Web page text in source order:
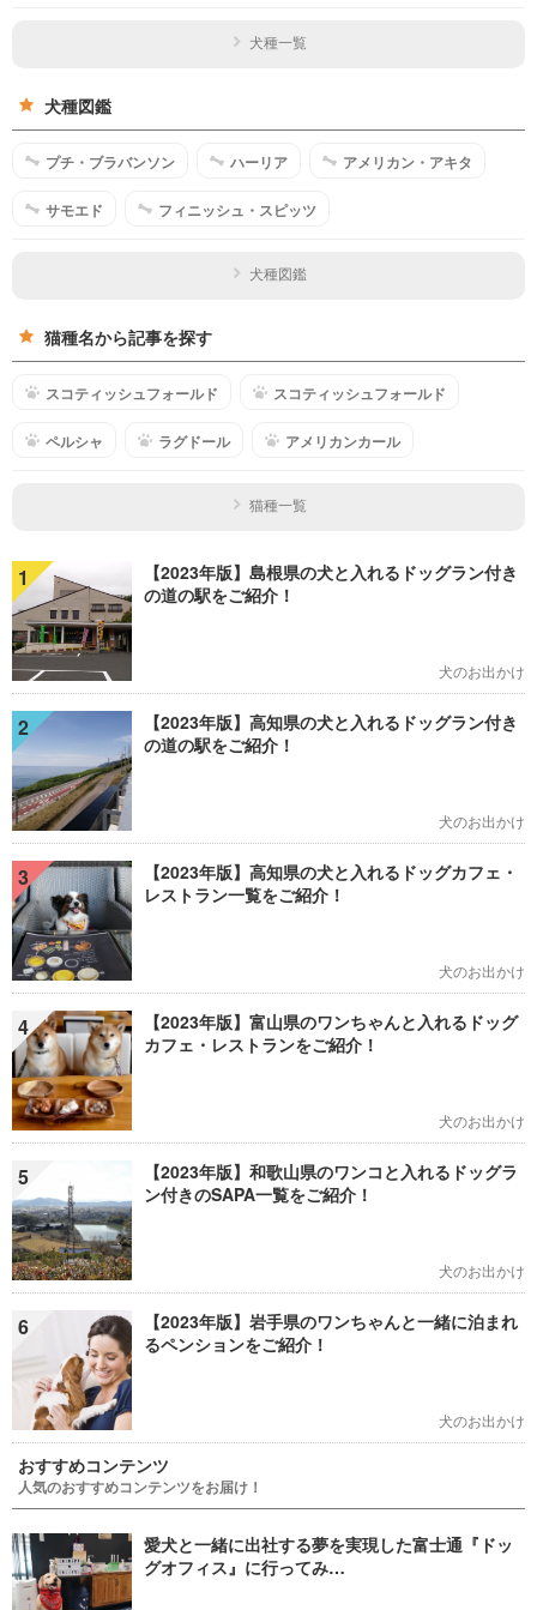
犬種一覧
犬種図鑑
プチ・ブラバンソン ハーリア アメリカン・アキタ
サモエド フィニッシュ・スピッツ
犬種図鑑
猫種名から記事を探す
スコティッシュフォールド スコティッシュフォールド
ペルシャ ラグドール アメリカンカール
猫種一覧
1
【2023年版】島根県の犬と入れるドッグラン付き
の道の駅をご紹介！
犬のお出かけ
2
【2023年版】高知県の犬と入れるドッグラン付き
の道の駅をご紹介！
犬のお出かけ
3
【2023年版】高知県の犬と入れるドッグカフェ・
レストラン一覧をご紹介！
犬のお出かけ
4
【2023年版】富山県のワンちゃんと入れるドッグ
カフェ・レストランをご紹介！
犬のお出かけ
5
【2023年版】和歌山県のワンコと入れるドッグラ
ン付きのSAPA一覧をご紹介！
犬のお出かけ
6
【2023年版】岩手県のワンちゃんと一緒に泊まれ
るペンションをご紹介！
犬のお出かけ
おすすめコンテンツ
人気のおすすめコンテンツをお届け！
愛犬と一緒に出社する夢を実現した富士通『ドッ
グオフィス』に行ってみ…